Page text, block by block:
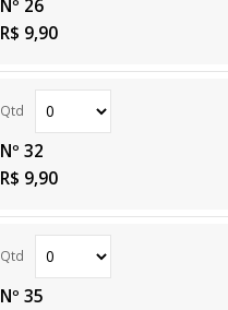
Nº 26
R$ 9,90
Nº 32
R$ 9,90
Nº 35